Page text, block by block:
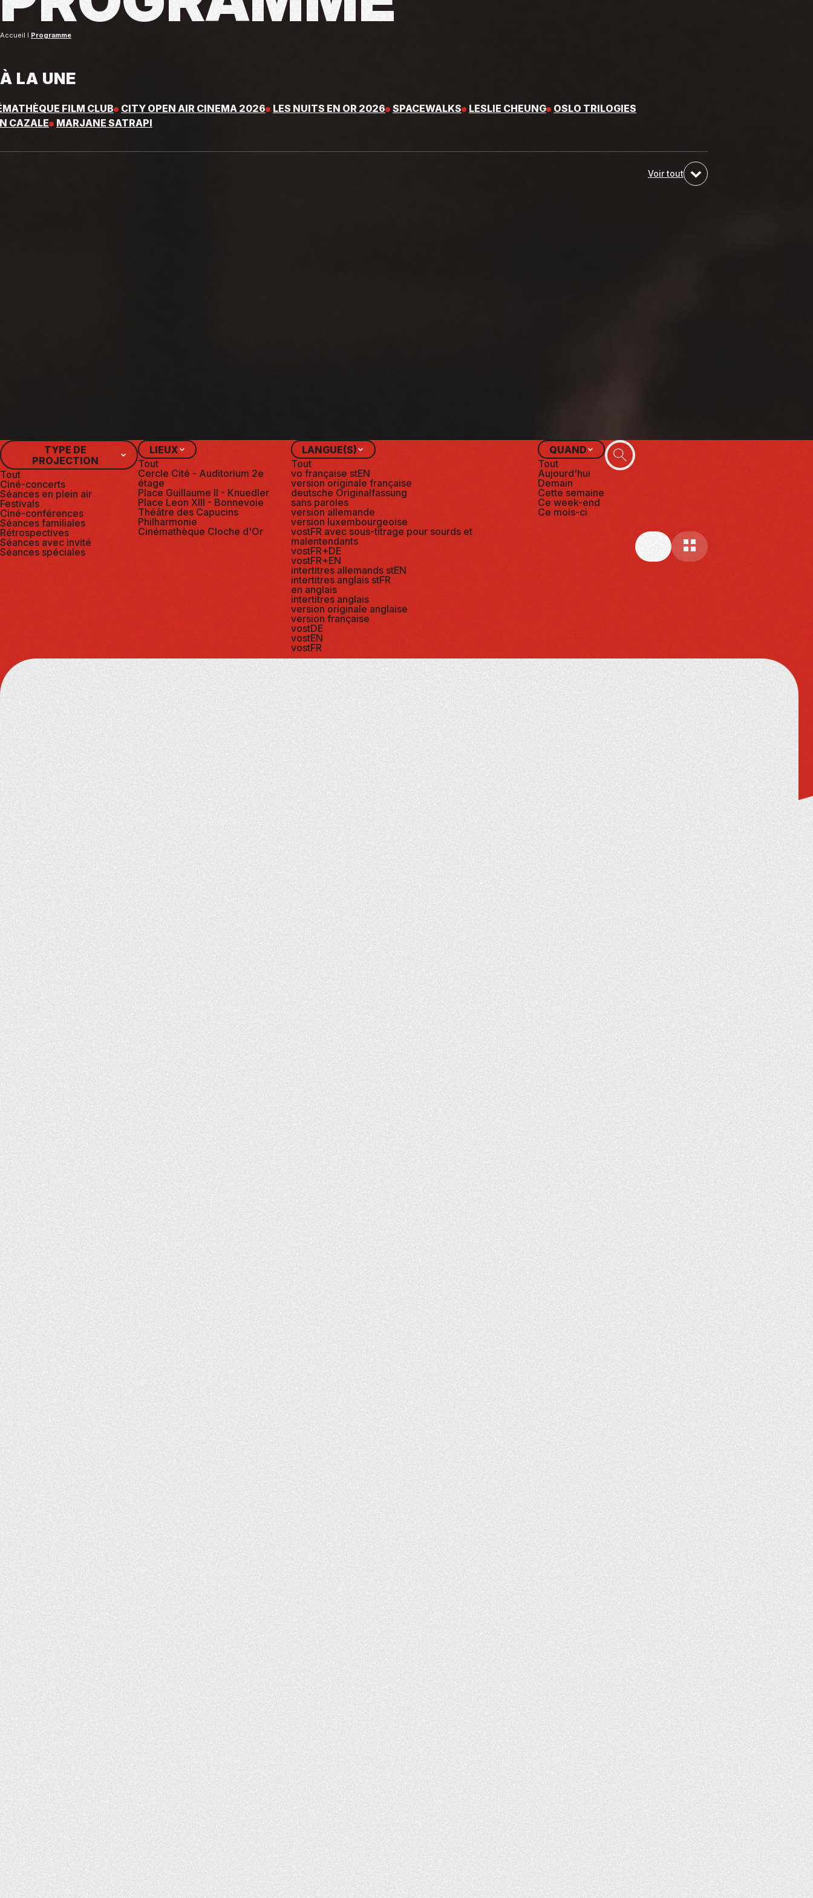
Accueil Programme
Voir tout
À LA UNE
FILM CLUB CITY OPEN AIR CINEMA 2026 LES NUITS EN OR 2026 SPACEWALKS LESLIE CHEUNG
OSLO TRILOGIES
CAZALE
MARJANE SATRAPI
TYPE DE
PROJECTION
Tout
Ciné-concerts
Séances en plein air
Festivals
Ciné-conférences
Séances familiales
Rétrospectives
Séances avec invité
Séances spéciales
LIEUX
Tout
Cercle Cité - Auditorium 2e
étage
Place Guillaume II - Knuedler
Place Leon XIII - Bonnevoie
Théâtre des Capucins
Philharmonie
Cinémathèque Cloche d'Or
LANGUE(S)
Tout
vo française stEN
version originale française
deutsche Originalfassung
sans paroles
version allemande
version luxembourgeoise
vostFR avec sous-titrage pour sourds et
malentendants
vostFR+DE
vostFR+EN
intertitres allemands stEN
intertitres anglais stFR
en anglais
intertitres anglais
version originale anglaise
version française
vostDE
vostEN
vostFR
QUAND
Tout
Aujourd'hui
Demain
Cette semaine
Ce week-end
Ce mois-ci
RECHERCHER
AFFICHER PAR LISTE
AFFICHER PAR GRILLE